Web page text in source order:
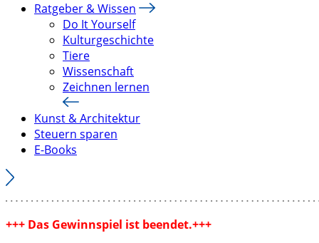
Ratgeber & Wissen
Do It Yourself
Kulturgeschichte
Tiere
Wissenschaft
Zeichnen lernen
Kunst & Architektur
Steuern sparen
E-Books
+++ Das Gewinnspiel ist beendet.+++